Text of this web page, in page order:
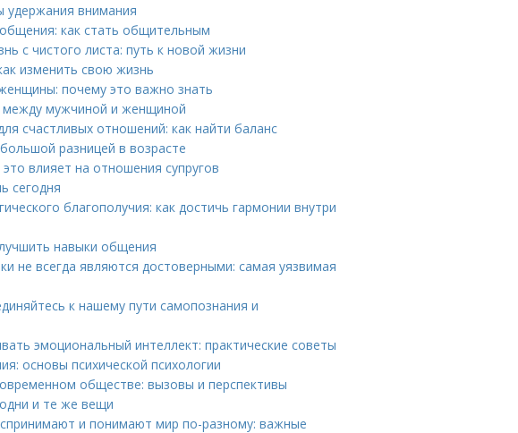
удержания внимания
как стать общительным
с чистого листа: путь к новой жизни
изменить свою жизнь
почему это важно знать
между мужчиной и женщиной
счастливых отношений: как найти баланс
разницей в возрасте
влияет на отношения супругов
сегодня
благополучия: как достичь гармонии внутри
навыки общения
не всегда являются достоверными: самая уязвимая
к нашему пути самопознания и
эмоциональный интеллект: практические советы
основы психической психологии
обществе: вызовы и перспективы
и те же вещи
и понимают мир по-разному: важные